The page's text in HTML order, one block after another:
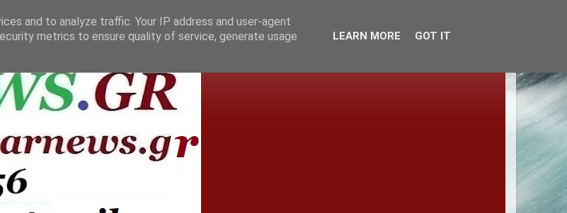
and to analyze traffic. Your IP address and user-agent
metrics to ensure quality of service, generate usage
LEARN MORE GOT IT